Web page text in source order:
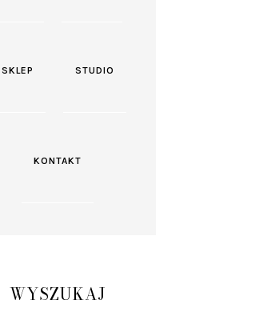
SKLEP STUDIO
KONTAKT
WYSZUKAJ